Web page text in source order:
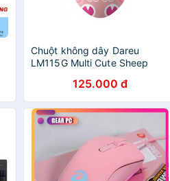
Chuột không dây Dareu
LM115G Multi Cute Sheep
125.000 đ